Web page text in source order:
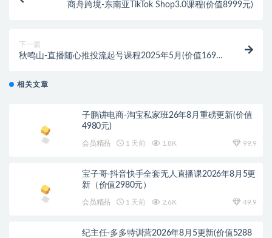
商舟跨境-东南亚TikTok Shop3.0课程(价值8999元)
下一篇
秋鸣山-直播随心推投流起号课程2025年5月(价值1699
相关文章
子鹏讲电商-淘宝私家班26年8月重磅更新(价值
4980元)
会员精品 1 天前 1.8K 99.9
宝子哥-抖音快手全套无人直播课2026年8月5更
新（价值2980元）
会员精品 1 天前 2.6K 49.9
纪主任-多多特训营2026年8月5更新(价值5288